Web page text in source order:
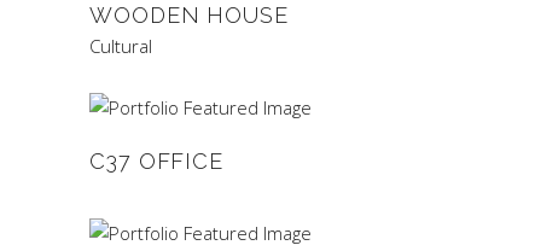
WOODEN HOUSE
Cultural
C37 OFFICE